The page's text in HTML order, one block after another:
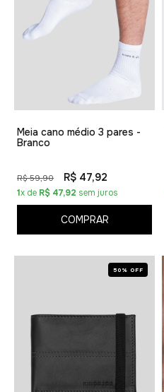
Meia cano médio 3 pares -
Branco
R$ 59,90 R$ 47,92
1x de R$ 47,92 sem juros
COMPRAR
50% OFF